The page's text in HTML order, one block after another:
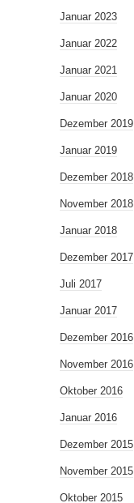
Januar 2023
Januar 2022
Januar 2021
Januar 2020
Dezember 2019
Januar 2019
Dezember 2018
November 2018
Januar 2018
Dezember 2017
Juli 2017
Januar 2017
Dezember 2016
November 2016
Oktober 2016
Januar 2016
Dezember 2015
November 2015
Oktober 2015